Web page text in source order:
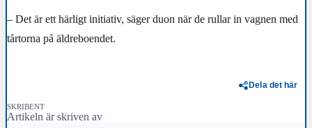
– Det är ett härligt initiativ, säger duon när de rullar in vagnen med
tårtorna på äldreboendet.
Dela det här
SKRIBENT
Artikeln är skriven av